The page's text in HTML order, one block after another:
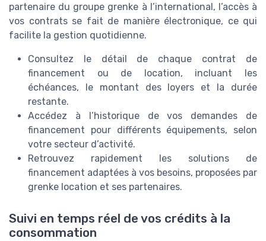
partenaire du groupe grenke à l’international, l’accès à
vos contrats se fait de manière électronique, ce qui
facilite la gestion quotidienne.
Consultez le détail de chaque contrat de
financement ou de location, incluant les
échéances, le montant des loyers et la durée
restante.
Accédez à l’historique de vos demandes de
financement pour différents équipements, selon
votre secteur d’activité.
Retrouvez rapidement les solutions de
financement adaptées à vos besoins, proposées par
grenke location et ses partenaires.
Suivi en temps réel de vos crédits à la
consommation